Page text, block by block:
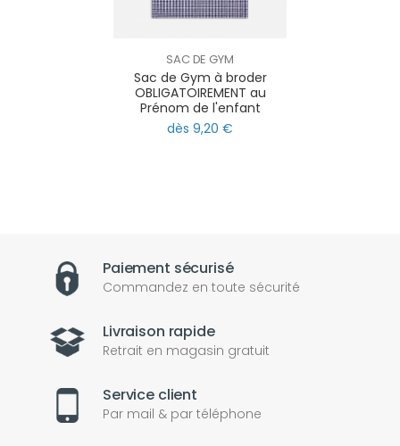
SAC DE GYM
Sac de Gym à broder
OBLIGATOIREMENT au
Prénom de l'enfant
dès 9,20 €
Paiement sécurisé
Commandez en toute sécurité
Livraison rapide
Retrait en magasin gratuit
Service client
Par mail & par téléphone